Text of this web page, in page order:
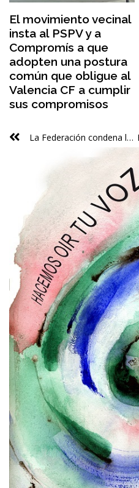
El movimiento vecinal
insta al PSPV y a
Compromís a que
adopten una postura
común que obligue al
Valencia CF a cumplir
sus compromisos
La Federación condena los actos violentos en dos verbenas falleras en València